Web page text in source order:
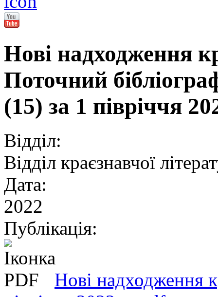
Нові надходження
Поточний
(15) за 1 півріччя
Відділ:
Відділ краєзнавчої
Дата:
2022
Публікація:
Нові надходження